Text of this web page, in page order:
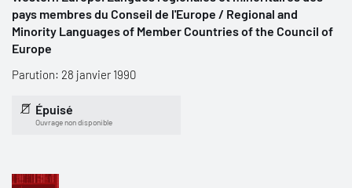
pays membres du Conseil de l'Europe / Regional and
Minority Languages of Member Countries of the Council of
Europe
Parution: 28 janvier 1990
Épuisé
Ouvrage non disponible